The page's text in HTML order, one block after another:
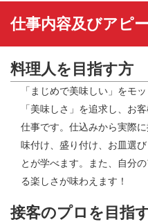
仕事内容及びアピ
料理人を目指す方
「まじめで美味しい」をモ
「美味しさ」を追求し、お
仕事です。仕込みから実際
味付け、盛り付け、お皿選
とが学べます。また、自分
る楽しさが味わえます！
接客のプロを目指